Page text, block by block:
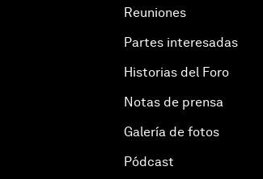
Reuniones
Partes interesadas
Historias del Foro
Notas de prensa
Galería de fotos
Pódcast